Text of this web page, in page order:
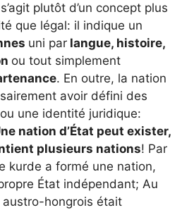
plutôt d’un concept plus
que légal: il indique un
uni par langue, histoire,
ou tout simplement
. En outre, la nation
avoir défini des
une identité juridique:
nation d’État peut exister,
plusieurs nations! Par
kurde a formé une nation,
État indépendant; Au
austro-hongrois était